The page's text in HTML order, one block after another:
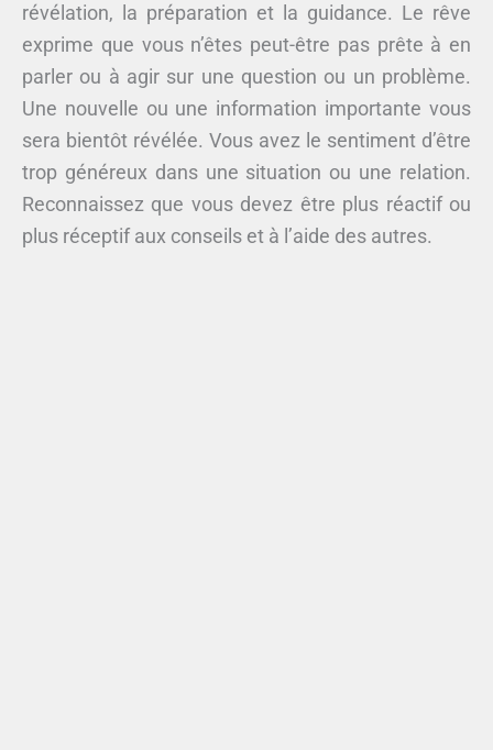
révélation, la préparation et la guidance. Le rêve
exprime que vous n’êtes peut-être pas prête à en
parler ou à agir sur une question ou un problème.
Une nouvelle ou une information importante vous
sera bientôt révélée. Vous avez le sentiment d’être
trop généreux dans une situation ou une relation.
Reconnaissez que vous devez être plus réactif ou
plus réceptif aux conseils et à l’aide des autres.